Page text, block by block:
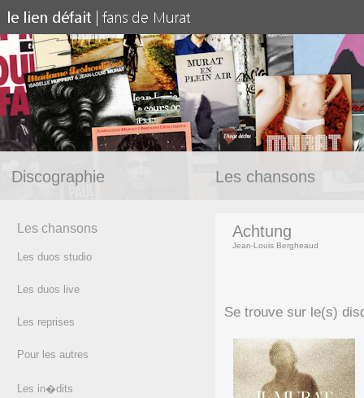
Discographie Les chansons
Les chansons
Les duos studio
Les duos live
Les reprises
Pour les autres
Les in�dits
Achtung
Jean-Louis Bergheaud
Se trouve sur le(s)